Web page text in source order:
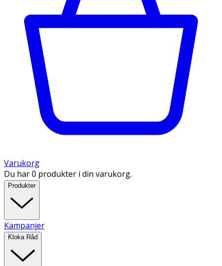
Varukorg
Du har 0 produkter i din varukorg.
Produkter
Kampanjer
Kloka Råd